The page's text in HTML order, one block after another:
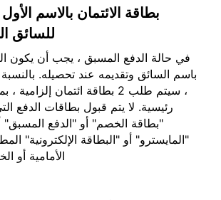
بطاقة الائتمان بالاسم الأول
للسائق
في حالة الدفع المسبق ، يجب أن يكون
باسم السائق وتقديمه عند تحصيله.
، سيتم طلب 2 بطاقة ائتمان
رئيسية. لا يتم قبول بطاقات الدفع
"بطاقة الخصم" أو "الدفع المسبق"
"المايسترو" أو "البطاقة الإلكترونية"
الأمامية أو